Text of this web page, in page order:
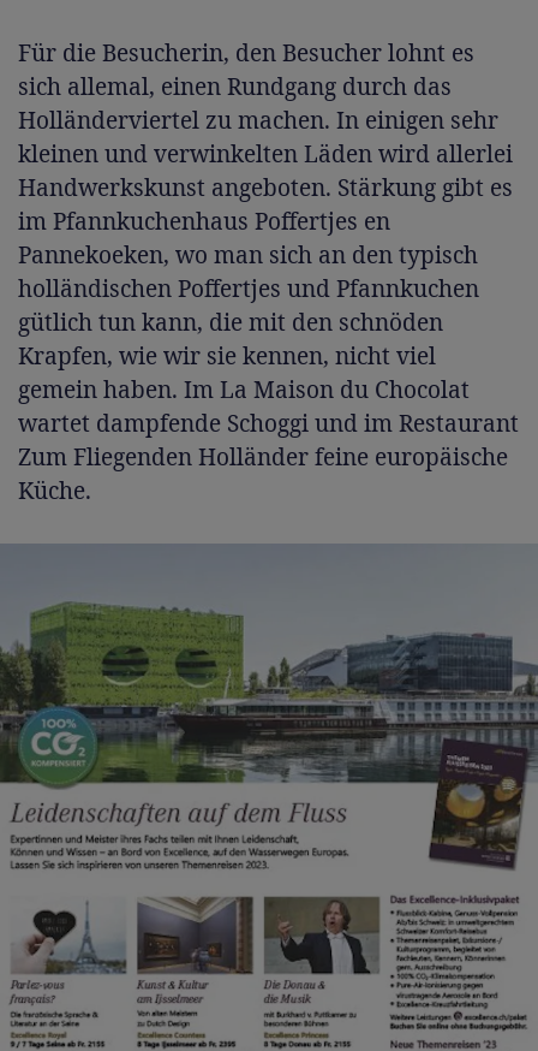
Für die Besucherin, den Besucher lohnt es
sich allemal, einen Rundgang durch das
Holländerviertel zu machen. In einigen sehr
kleinen und verwinkelten Läden wird allerlei
Handwerkskunst angeboten. Stärkung gibt es
im Pfannkuchenhaus Poffertjes en
Pannekoeken, wo man sich an den typisch
holländischen Poffertjes und Pfannkuchen
gütlich tun kann, die mit den schnöden
Krapfen, wie wir sie kennen, nicht viel
gemein haben. Im La Maison du Chocolat
wartet dampfende Schoggi und im Restaurant
Zum Fliegenden Holländer feine europäische
Küche.